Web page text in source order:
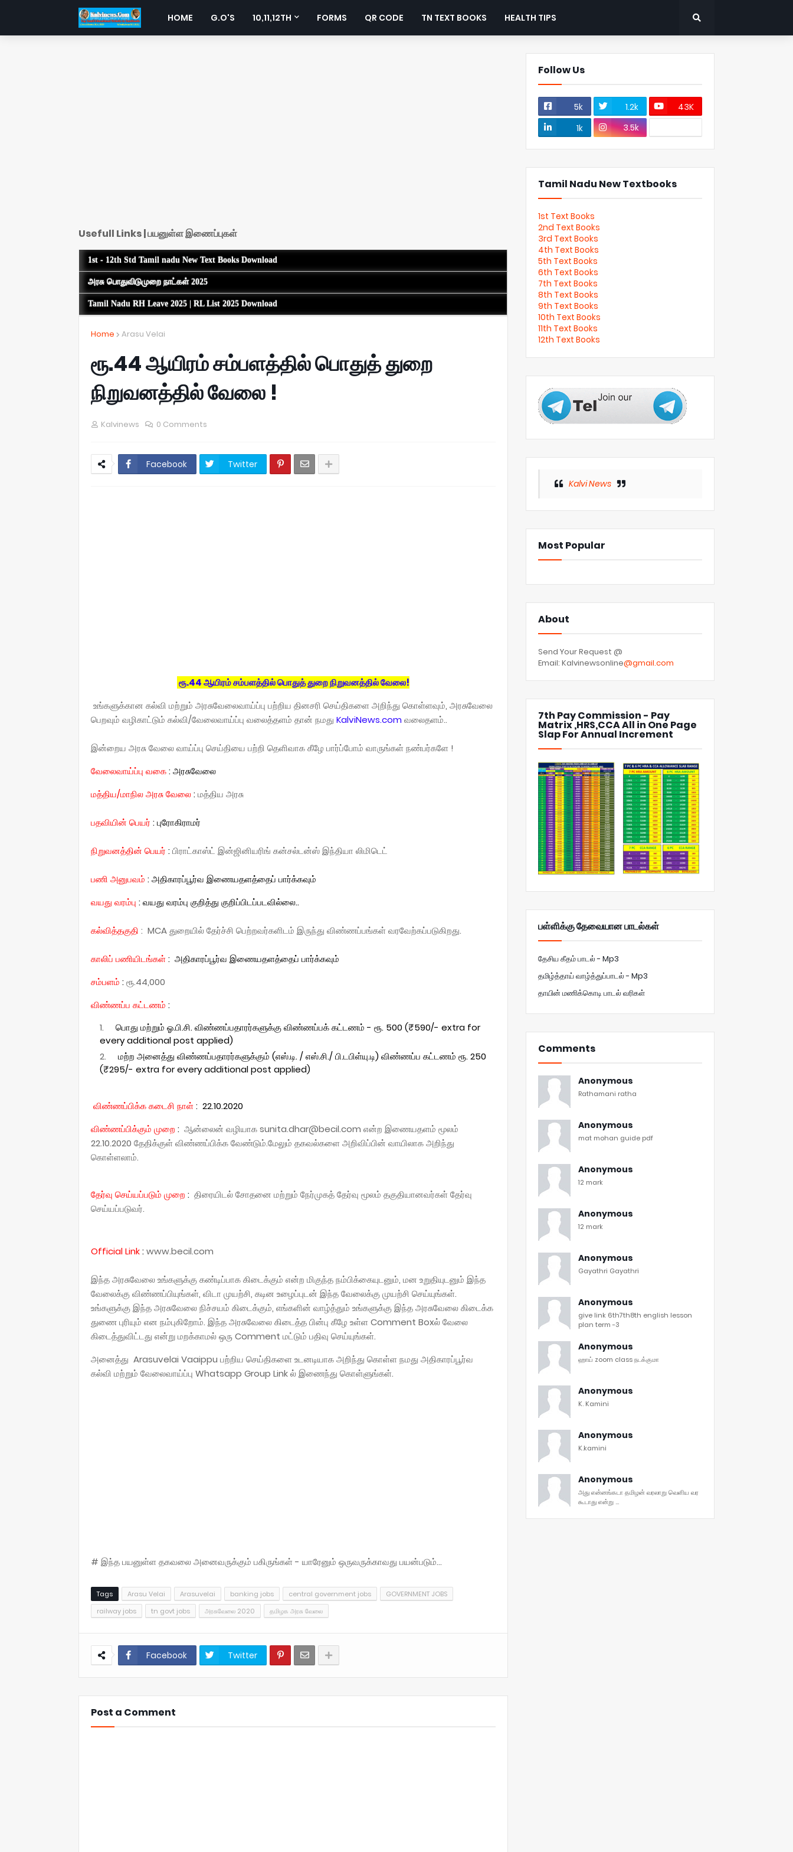
HOME G.O'S 10,11,12TH FORMS QR CODE TN TEXT BOOKS HEALTH TIPS
Usefull Links | பயனுள்ள இணைப்புகள்
1st - 12th Std Tamil nadu New Text Books Download
அரசு பொதுவிடுமுறை நாட்கள் 2025
Tamil Nadu RH Leave 2025 | RL List 2025 Download
Home Arasu Velai
ரூ.44 ஆயிரம் சம்பளத்தில் பொதுத் துறை
நிறுவனத்தில் வேலை !
Kalvinews 0 Comments
Facebook Twitter
ரூ.44 ஆயிரம் சம்பளத்தில் பொதுத் துறை நிறுவனத்தில் வேலை!
உங்களுக்கான கல்வி மற்றும் அரசுவேலைவாய்ப்பு பற்றிய தினசரி செய்திகளை அறிந்து கொள்ளவும், அரசுவேலை
பெறவும் வழிகாட்டும் கல்வி/வேலைவாய்ப்பு வலைத்தளம் தான் நமது KalviNews.comவலைதளம்..
இன்றைய அரசு வேலை வாய்ப்பு செய்தியை பற்றி தெளிவாக கீழே பார்ப்போம் வாருங்கள் நண்பர்களே !
வேலைவாய்ப்பு வகை:அரசுவேலை
மத்திய/மாநில அரசு வேலை:மத்திய அரசு
பதவியின் பெயர் :புரோகிராமர்
நிறுவனத்தின் பெயர் :பிராட்காஸ்ட் இன்ஜினியரிங் கன்சல்டன்ஸ் இந்தியா லிமிடெட்
பணி அனுபவம் : அதிகாரப்பூர்வ இணையதளத்தைப் பார்க்கவும்
வயது வரம்பு : வயது வரம்பு குறித்து குறிப்பிடப்படவில்லை..
கல்வித்தகுதி : MCA துறையில் தேர்ச்சி பெற்றவர்களிடம் இருந்து விண்ணப்பங்கள் வரவேற்கப்படுகிறது.
காலிப் பணியிடங்கள்: அதிகாரப்பூர்வ இணையதளத்தைப் பார்க்கவும்
சம்பளம் :ரூ.44,000
விண்ணப்ப கட்டணம் :
பொது மற்றும் ஓ.பி.சி. விண்ணப்பதாரர்களுக்கு விண்ணப்பக் கட்டணம் - ரூ. 500 (₹590/- extra for
every additional post applied)
மற்ற அனைத்து விண்ணப்பதாரர்களுக்கும் (எஸ்.டி. / எஸ்.சி./ பி.டபிள்யு.டி) விண்ணப்ப கட்டணம் ரூ. 250
(₹295/- extra for every additional post applied)
விண்ணப்பிக்க கடைசி நாள்: 22.10.2020
விண்ணப்பிக்கும் முறை : ஆன்லைன் வழியாக sunita.dhar@becil.com என்ற இணையதளம் மூலம்
22.10.2020 தேதிக்குள் விண்ணப்பிக்க வேண்டும்.மேலும் தகவல்களை அறிவிப்பின் வாயிலாக அறிந்து
கொள்ளலாம்.
தேர்வு செய்யப்படும் முறை : திரையிடல் சோதனை மற்றும் நேர்முகத் தேர்வு மூலம் தகுதியானவர்கள் தேர்வு
செய்யப்படுவர்.
OfficialLink:www.becil.com
இந்த அரசுவேலை உங்களுக்கு கண்டிப்பாக கிடைக்கும் என்ற மிகுந்த நம்பிக்கையுடனும், மன உறுதியுடனும் இந்த
வேலைக்கு விண்ணப்பியுங்கள், விடா முயற்சி, கடின உழைப்புடன் இந்த வேலைக்கு முயற்சி செய்யுங்கள்.
உங்களுக்கு இந்த அரசுவேலை நிச்சயம் கிடைக்கும், எங்களின் வாழ்த்தும் உங்களுக்கு இந்த அரசுவேலை கிடைக்க
துணை புரியும் என நம்புகிறோம். இந்த அரசுவேலை கிடைத்த பின்பு கீழே உள்ள Comment Boxல் வேலை
கிடைத்துவிட்டது என்று மறக்காமல் ஒரு Comment மட்டும் பதிவு செய்யுங்கள்.
அனைத்து Arasuvelai Vaaippu பற்றிய செய்திகளை உடனடியாக அறிந்து கொள்ள நமது அதிகாரப்பூர்வ
கல்வி மற்றும் வேலைவாய்ப்பு Whatsapp Group Link ல் இணைந்து கொள்ளுங்கள்.
# இந்த பயனுள்ள தகவலை அனைவருக்கும் பகிருங்கள் - யாரேனும் ஒருவருக்காவது பயன்படும்...
Tags Arasu Velai Arasuvelai banking jobs central government jobs
GOVERNMENT JOBS
railway jobs
tn govt jobs அரசுவேலை 2020 தமிழக அரசு வேலை
Facebook Twitter
Post a Comment
Follow Us
5k 1.2k
43K
1k
3.5k
Tamil Nadu New Textbooks
1st Text Books
2nd Text Books
3rd Text Books
4th Text Books
5th Text Books
6th Text Books
7th Text Books
8th Text Books
9th Text Books
10th Text Books
11th Text Books
12th Text Books
Kalvi News
Most Popular
About
Send Your Request @
Email: Kalvinewsonline@gmail.com
7th Pay Commission - Pay
Matrix ,HRS,CCA All in One Page
Slap For Annual Increment
பள்ளிக்கு தேவையான பாடல்கள்
தேசிய கீதம் பாடல் - Mp3
தமிழ்த்தாய் வாழ்த்துப்பாடல் - Mp3
தாயின் மணிக்கொடி பாடல் வரிகள்
Comments
Anonymous
Rathamani ratha
Anonymous
mat mohan guide pdf
Anonymous
12 mark
Anonymous
12 mark
Anonymous
Gayathri Gayathri
Anonymous
give link 6th7th8th english lesson
plan term -3
Anonymous
ஹாய் zoom class நடக்குமா
Anonymous
K. Kamini
Anonymous
K.kamini
Anonymous
அது என்னங்கடா தமிழன் வரலாறு வெளிய வர
கூடாது என்று ...